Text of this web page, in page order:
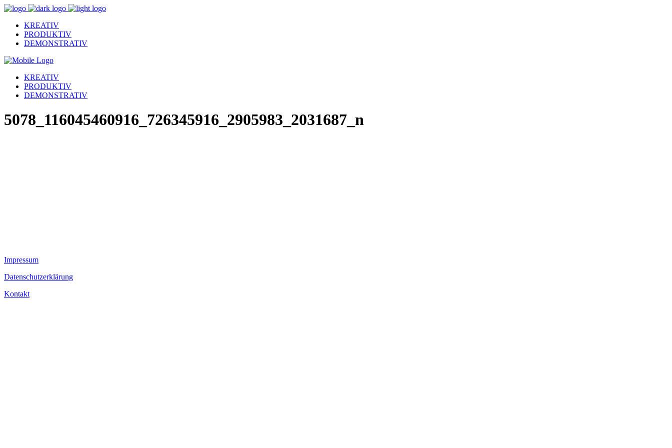
KREATIV
PRODUKTIV
DEMONSTRATIV
KREATIV
PRODUKTIV
DEMONSTRATIV
5078_116045460916_726345916_2905983_2031687_n
Impressum
Datenschutzerklärung
Kontakt